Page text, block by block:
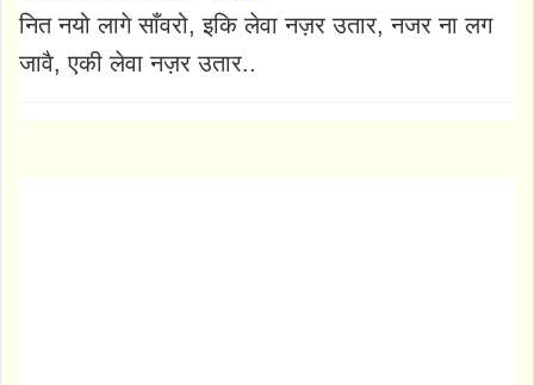
नित नयो लागे साँवरो, इकि लेवा नज़र उतार, नजर ना लग
जावै, एकी लेवा नज़र उतार..